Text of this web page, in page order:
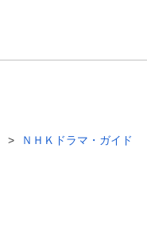
ＮＨＫドラマ・ガイド